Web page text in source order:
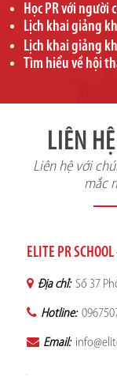
Học PR với người
Lịch khai giảng
Lịch khai giảng
Tìm hiểu về hội
LIÊN
Liên hệ với
mắc
ELITE PR
Địa chỉ: Số 37
Hotline:
Email: